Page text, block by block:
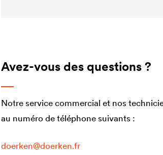
Avez-vous des questions ?
Notre service commercial et nos
au numéro de téléphone suivants :
doerken@doerken.fr